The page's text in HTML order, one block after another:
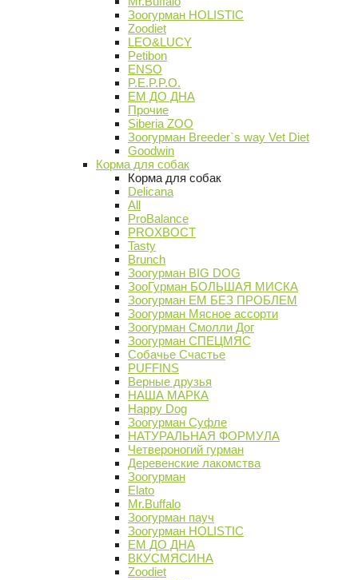
Зоогурман HOLISTIC
Zoodiet
LEO&LUCY
Petibon
ENSO
P.E.P.P.O.
ЕМ ДО ДНА
Прочие
Siberia ZOO
Зоогурман Breeder`s way Vet Diet
Goodwin
Корма для собак
Корма для собак
Delicana
All
ProBalance
PROХВОСТ
Tasty
Brunch
Зоогурман BIG DOG
ЗооГурман БОЛЬШАЯ МИСКА
Зоогурман ЕМ БЕЗ ПРОБЛЕМ
Зоогурман Мясное ассорти
Зоогурман Смолли Дог
Зоогурман СПЕЦМЯС
Собачье Счастье
PUFFINS
Верные друзья
НАША МАРКА
Happy Dog
Зоогурман Суфле
НАТУРАЛЬНАЯ ФОРМУЛА
Четвероногий гурман
Деревенские лакомства
Зоогурман
Elato
Mr.Buffalo
Зоогурман пауч
Зоогурман HOLISTIC
ЕМ ДО ДНА
ВКУСМЯСИНА
Zoodiet